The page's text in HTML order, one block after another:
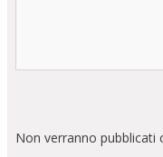
Non verranno pubblicati